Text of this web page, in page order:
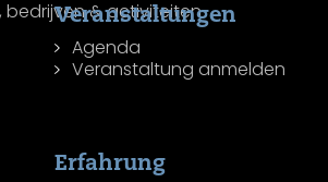
Veranstaltungen
Agenda
Veranstaltung anmelden
Erfahrung